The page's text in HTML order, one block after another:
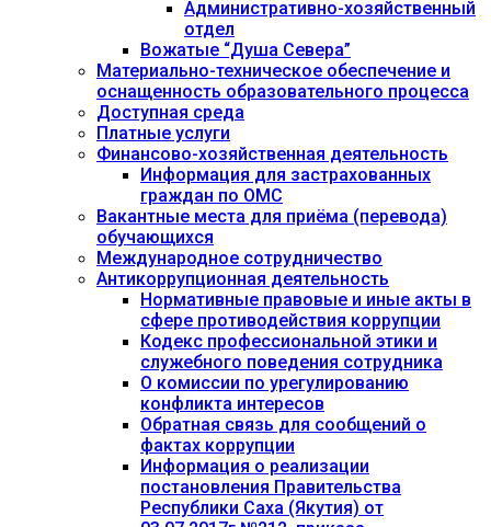
Административно-хозяйственный
отдел
Вожатые “Душа Севера”
Материально-техническое обеспечение и
оснащенность образовательного процесса
Доступная среда
Платные услуги
Финансово-хозяйственная деятельность
Информация для застрахованных
граждан по ОМС
Вакантные места для приёма (перевода)
обучающихся
Международное сотрудничество
Антикоррупционная деятельность
Нормативные правовые и иные акты в
сфере противодействия коррупции
Кодекс профессиональной этики и
служебного поведения сотрудника
О комиссии по урегулированию
конфликта интересов
Обратная связь для сообщений о
фактах коррупции
Информация о реализации
постановления Правительства
Республики Саха (Якутия) от